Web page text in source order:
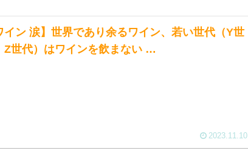
イン 涙】世界であり余るワイン、若い世代（Y世
Z世代）はワインを飲まない …
2023.11.10